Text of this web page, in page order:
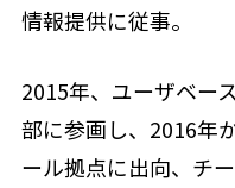
情報提供に従事。
2015年、ユーザベー
部に参画し、2016年
ール拠点に出向、チ